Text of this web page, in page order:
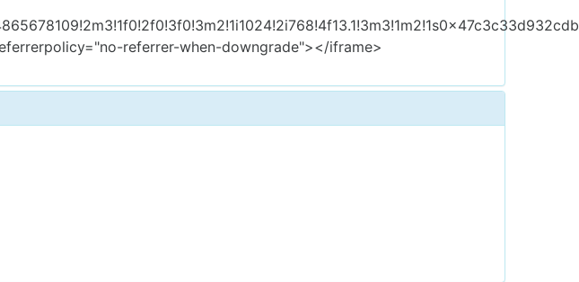
referrer-when-downgrade"></iframe>